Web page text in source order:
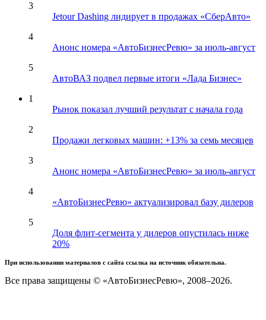
3
Jetour Dashing лидирует в продажах «СберАвто»
4
Анонс номера «АвтоБизнесРевю» за июль-август
5
АвтоВАЗ подвел первые итоги «Лада Бизнес»
1
Рынок показал лучший результат с начала года
2
Продажи легковых машин: +13% за семь месяцев
3
Анонс номера «АвтоБизнесРевю» за июль-август
4
«АвтоБизнесРевю» актуализировал базу дилеров
5
Доля флит-сегмента у дилеров опустилась ниже
20%
При использовании материалов с сайта ссылка на источник обязательна.
Все права защищены © «АвтоБизнесРевю», 2008–2026.